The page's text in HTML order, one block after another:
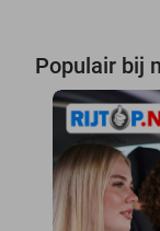
Populair bij